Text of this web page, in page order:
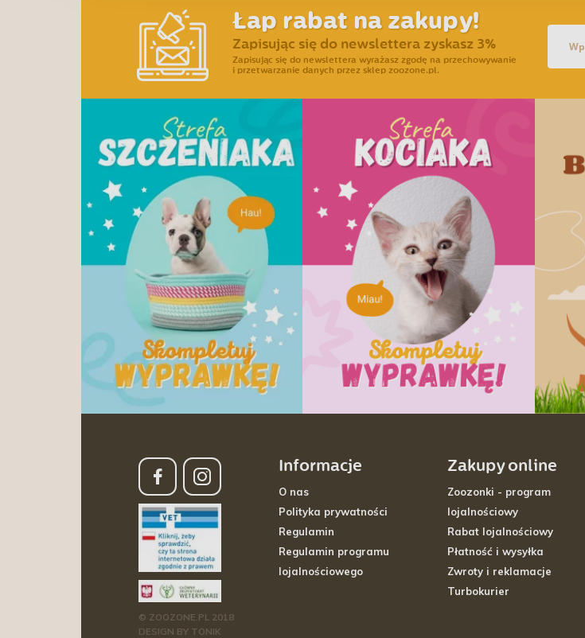
Łap rabat na zakupy!
Zapisując się do newslettera zyskasz 3%
Zapisując się do newslettera wyrażasz zgodę na przechowywanie
i przetwarzanie danych przez sklep zoozone.pl.
© ZOOZONE.PL 2018
DESIGN BY TONIK
Informacje
O nas
Polityka prywatności
Regulamin
Regulamin programu
lojalnościowego
Zakupy online
Zoozonki - program
lojalnościowy
Rabat lojalnościowy
Płatność i wysyłka
Zwroty i reklamacje
Turbokurier